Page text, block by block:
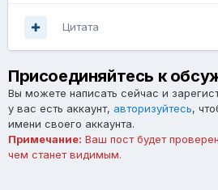
Цитата
Присоединяйтесь к
Вы можете написать сейчас и
у вас есть аккаунт, авторизуйтесь,
имени своего аккаунта.
Примечание: Ваш пост будет
чем станет видимым.